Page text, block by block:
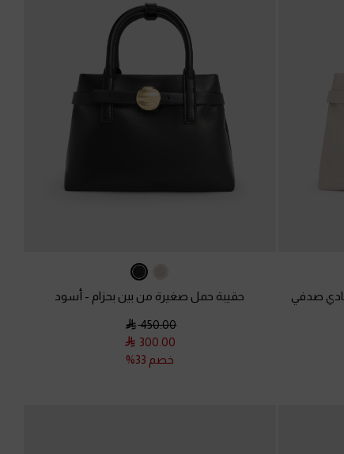
صدفي حقيبة حمل صغيرة من بين بحزام - أسود
450.00
300.00
خصم 33%